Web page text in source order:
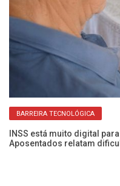
BARREIRA TECNOLÓGICA
INSS está muito digital
Aposentados relatam